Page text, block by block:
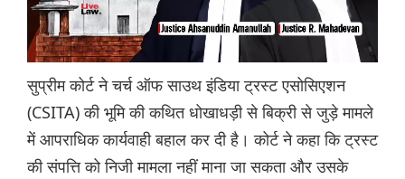
सुप्रीम कोर्ट ने चर्च ऑफ साउथ इंडिया ट्रस्ट एसोसिएशन
(CSITA) की भूमि की कथित धोखाधड़ी से बिक्री से जुड़े मामले
में आपराधिक कार्यवाही बहाल कर दी है। कोर्ट ने कहा कि ट्रस्ट
की संपत्ति को निजी मामला नहीं माना जा सकता और उसके